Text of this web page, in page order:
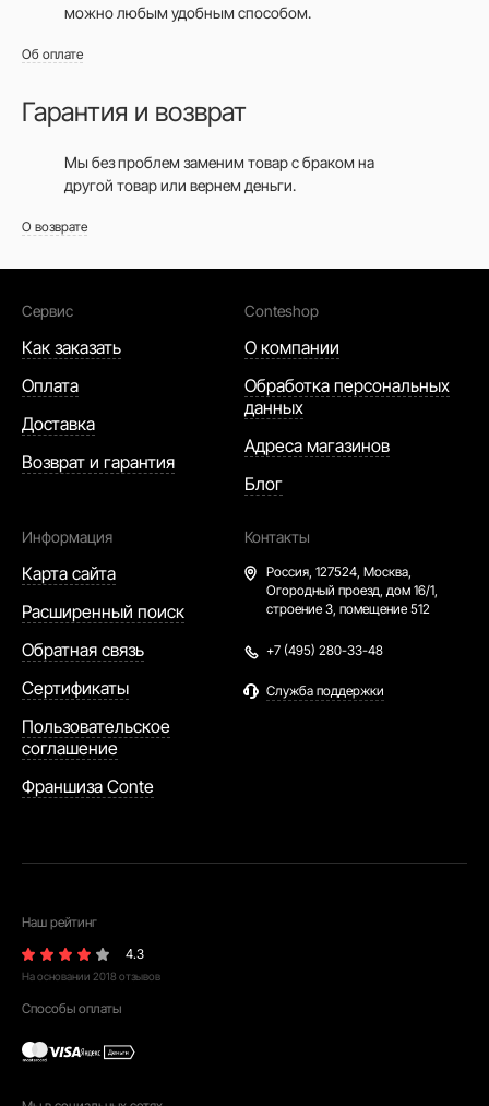
можно любым удобным способом.
Об оплате
Гарантия и возврат
Мы без проблем заменим товар с браком на
другой товар или вернем деньги.
О возврате
Сервис
Как заказать
Оплата
Доставка
Возврат и гарантия
Conteshop
О компании
Обработка персональных
данных
Адреса магазинов
Блог
Информация
Карта сайта
Расширенный поиск
Обратная связь
Сертификаты
Пользовательское
соглашение
Франшиза Conte
Контакты
Россия, 127524, Москва,
Огородный проезд, дом 16/1,
строение 3, помещение 512
+7 (495) 280-33-48
Служба поддержки
Наш рейтинг
4.3
На основании 2018 отзывов
Способы оплаты